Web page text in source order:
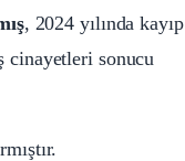
, 2024 yılında kayıp
sonucu